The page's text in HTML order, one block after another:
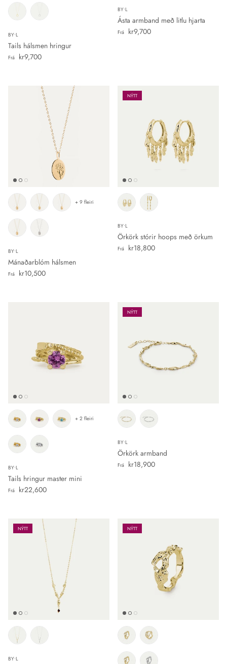
BY•L
Tails hálsmen hringur
Verð
Frá kr9,700
BY•L
Ásta armband með litlu hjarta
Verð
Frá kr9,700
BY•L
Mánaðarblóm hálsmen
Verð
Frá kr10,500
+ 9 fleiri
NÝTT
BY•L
Örkörk stórir hoops með örkum
Verð
Frá kr18,800
BY•L
Tails hringur master mini
Verð
Frá kr22,600
+ 2 fleiri
NÝTT
BY•L
Örkörk armband
Verð
Frá kr18,900
NÝTT
BY•L
NÝTT